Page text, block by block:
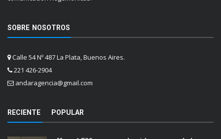
SOBRE NOSOTROS
Calle 54 Nº 487 La Plata, Buenos Aires.
221 426-2904
andaragencia@gmail.com
RECIENTE POPULAR